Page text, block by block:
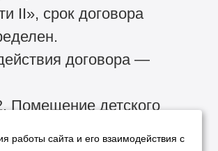
II», срок договора
договора —
Помещение детского
работы сайта и его взаимодействия с